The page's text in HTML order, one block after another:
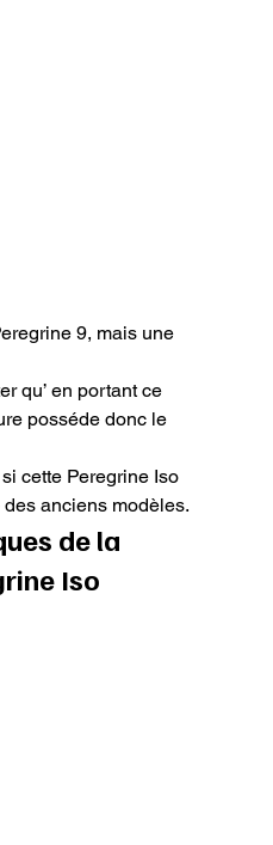
9, mais une
qu’ en portant ce
posséde donc le
cette Peregrine Iso
anciens modèles.
de la
Iso